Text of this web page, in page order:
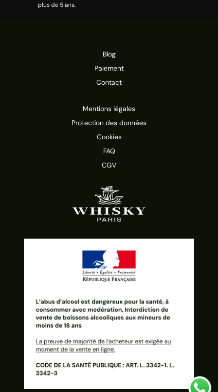
plus de 5 ans.
Blog
Paiement
Contact
Mentions légales
Protection des données
Cookies
FAQ
CGV